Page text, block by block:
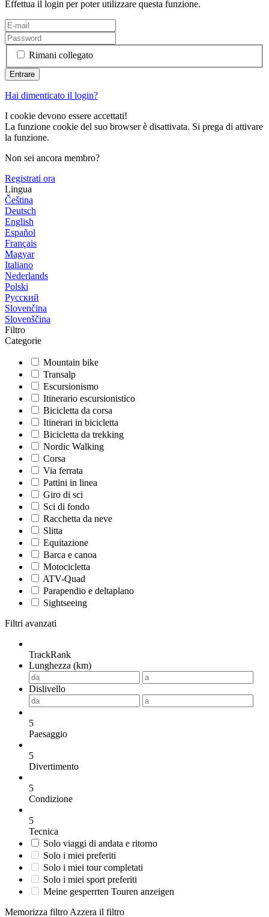
Effettua il login per poter utilizzare questa funzione.
Rimani collegato
Hai dimenticato il login?
I cookie devono essere accettati!
La funzione cookie del suo browser è disattivata. Si prega di attivare
la funzione.
Non sei ancora membro?
Registrati ora
Lingua
Čeština
Deutsch
English
Español
Français
Magyar
Italiano
Nederlands
Polski
Русский
Slovenčina
Slovenščina
Filtro
Categorie
Mountain bike
Transalp
Escursionismo
Itinerario escursionistico
Bicicletta da corsa
Itinerari in bicicletta
Bicicletta da trekking
Nordic Walking
Corsa
Via ferrata
Pattini in linea
Giro di sci
Sci di fondo
Racchetta da neve
Slitta
Equitazione
Barca e canoa
Motocicletta
ATV-Quad
Parapendio e deltaplano
Sightseeing
Filtri avanzati
TrackRank
Lunghezza (km)
Dislivello
5
Paesaggio
5
Divertimento
5
Condizione
5
Tecnica
Solo viaggi di andata e ritorno
Solo i miei preferiti
Solo i miei tour completati
Solo i miei sport preferiti
Meine gesperrten Touren anzeigen
Memorizza filtro Azzera il filtro